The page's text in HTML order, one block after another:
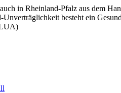
in Rheinland-Pfalz aus dem
besteht ein